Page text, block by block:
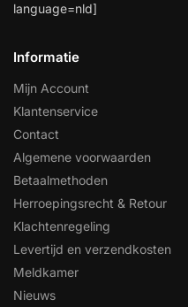
language=nld]
Informatie
Mijn Account
Klantenservice
Contact
Algemene voorwaarden
Betaalmethoden
Herroepingsrecht & Retour
Klachtenregeling
Levertijd en verzendkosten
Meldkamer
Nieuws